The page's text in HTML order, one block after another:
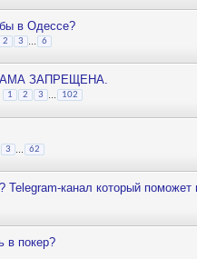
в Одессе?
2 3 6
ЗАПРЕЩЕНА.
1 2 3 102
3 62
Telegram-канал который
в покер?